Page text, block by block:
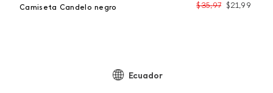
Camiseta Candelo negro $35,97 $21,99
Ecuador